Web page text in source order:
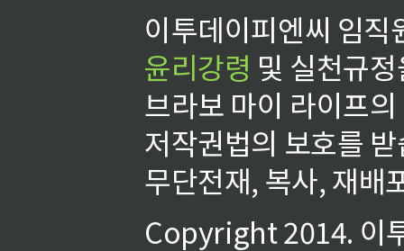
이투데이피엔씨 임
윤리강령 및 실천규
브라보 마이 라이프
저작권법의 보호를
무단전재, 복사, 재배
Copyright 2014. 이